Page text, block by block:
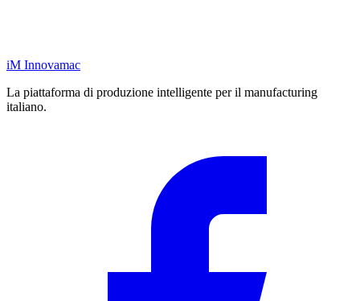
iM Innovamac
La piattaforma di produzione intelligente per il manufacturing
italiano.